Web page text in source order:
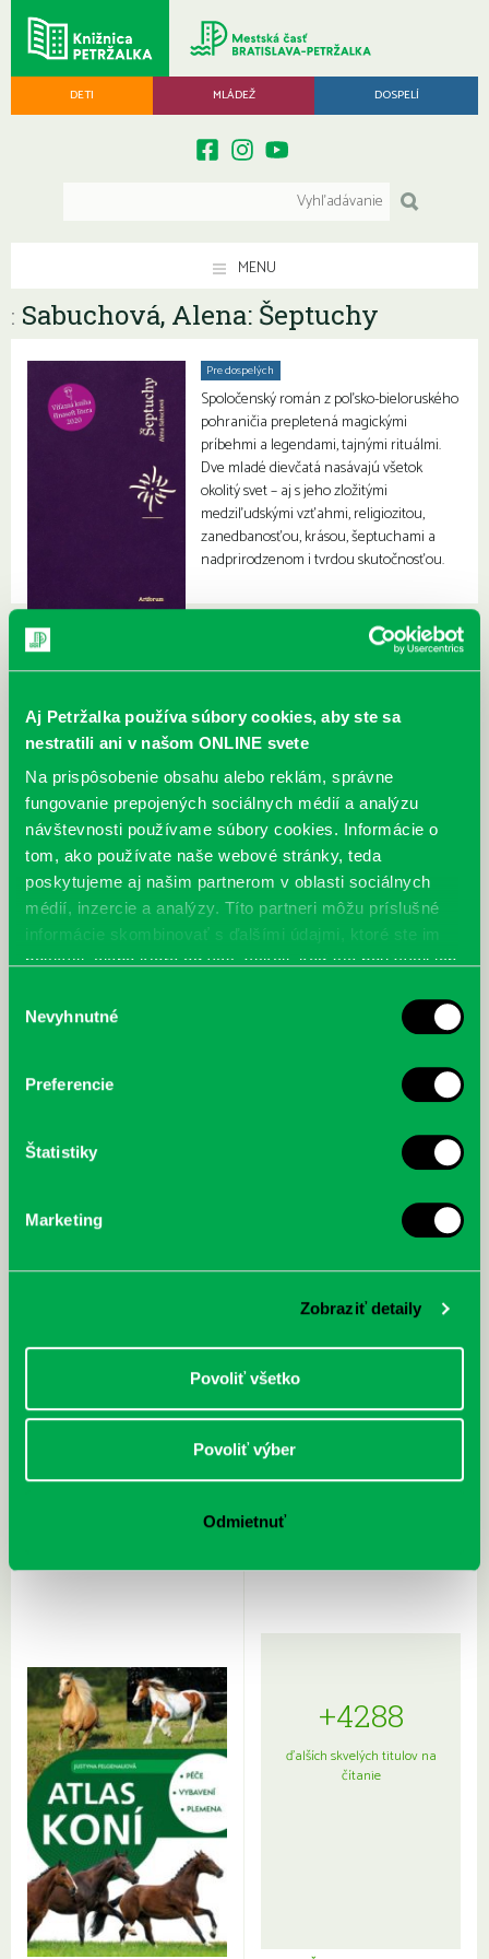
Aj Petržalka používa súbory cookies, aby ste sa
nestratili ani v našom ONLINE svete
Na prispôsobenie obsahu alebo reklám, správne
fungovanie prepojených sociálnych médií a analýzu
návštevnosti používame súbory cookies. Informácie o
tom, ako používate naše webové stránky, teda
poskytujeme aj našim partnerom v oblasti sociálnych
médií, inzercie a analýzy. Títo partneri môžu príslušné
informácie skombinovať s ďalšími údajmi, ktoré ste im
poskytli, alebo ktoré od vás získali, keď ste používali ich
súhlasu
Nevyhnutné
Preferencie
Štatistiky
Marketing
Zobraziť detaily
Povoliť všetko
Povoliť výber
Odmietnuť
DETI MLÁDEŽ DOSPELÍ
MENU
: Sabuchová, Alena: Šeptuchy
Pre dospelých
Spoločenský román z poľsko-bieloruského
pohraničia prepletená magickými
príbehmi a legendami, tajnými rituálmi.
Dve mladé dievčatá nasávajú všetok
okolitý svet – aj s jeho zložitými
medziľudskými vzťahmi, religiozitou,
zanedbanosťou, krásou, šeptuchami a
nadprirodzenom i tvrdou skutočnosťou.
McGrath, Andy: Tadej Pogačar:
cyklistu modernej doby:
nezastaviteľný
Sprievodca po hviezdnej oblohe
kompletný sprievodca
+4288
ďalších skvelých titulov na
čítanie